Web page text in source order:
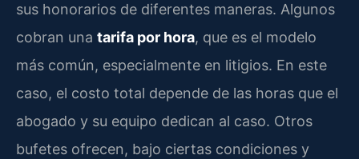
sus honorarios de diferentes maneras. Algunos
cobran una tarifa por hora, que es el modelo
más común, especialmente en litigios. En este
caso, el costo total depende de las horas que el
abogado y su equipo dedican al caso. Otros
bufetes ofrecen, bajo ciertas condiciones y